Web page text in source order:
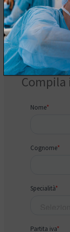
Compila